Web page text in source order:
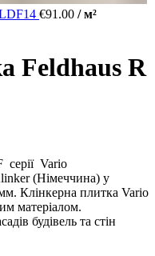
€91.00 / м²
Feldhaus R
серії Vario
(Німеччина) у
Клінкерна плитка Vario
матеріалом.
будівель та стін